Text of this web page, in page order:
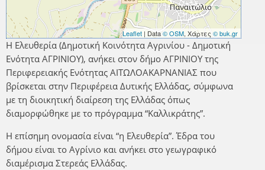
Leaflet | Data© OSM, Χάρτες© buk.gr
Η Ελευθερία (Δημοτική Κοινότητα Αγρινίου - Δημοτική
Ενότητα ΑΓΡΙΝΙΟΥ), ανήκει στον δήμο ΑΓΡΙΝΙΟΥ της
Περιφερειακής Ενότητας ΑΙΤΩΛΟΑΚΑΡΝΑΝΙΑΣ που
βρίσκεται στην Περιφέρεια Δυτικής Ελλάδας, σύμφωνα
με τη διοικητική διαίρεση της Ελλάδας όπως
διαμορφώθηκε με το πρόγραμμα “Καλλικράτης”.
Η επίσημη ονομασία είναι “η Ελευθερία”. Έδρα του
δήμου είναι το Αγρίνιο και ανήκει στο γεωγραφικό
διαμέρισμα Στερεάς Ελλάδας.